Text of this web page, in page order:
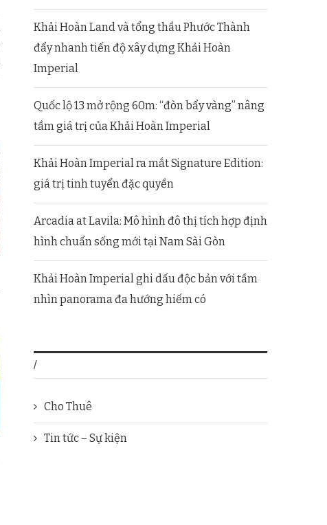
Khải Hoàn Land và tổng thầu Phước Thành
đẩy nhanh tiến độ xây dựng Khải Hoàn
Imperial
Quốc lộ 13 mở rộng 60m: “đòn bẩy vàng” nâng
tầm giá trị của Khải Hoàn Imperial
Khải Hoàn Imperial ra mắt Signature Edition:
giá trị tinh tuyển đặc quyền
Arcadia at Lavila: Mô hình đô thị tích hợp định
hình chuẩn sống mới tại Nam Sài Gòn
Khải Hoàn Imperial ghi dấu độc bản với tầm
nhìn panorama đa hướng hiếm có
/
Cho Thuê
Tin tức – Sự kiện